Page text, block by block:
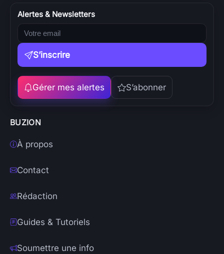
Alertes & Newsletters
S’inscrire
Gérer mes alertes S’abonner
BUZION
À propos
Contact
Rédaction
Guides & Tutoriels
Soumettre une info